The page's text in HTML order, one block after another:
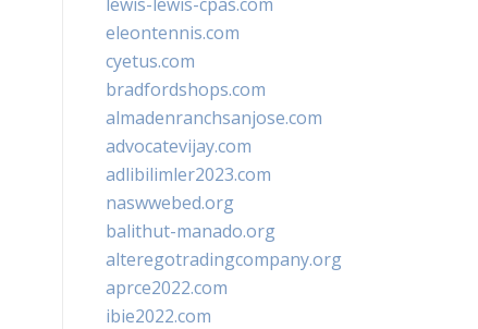
eleontennis.com
cyetus.com
bradfordshops.com
almadenranchsanjose.com
advocatevijay.com
adlibilimler2023.com
naswwebed.org
balithut-manado.org
alteregotradingcompany.org
aprce2022.com
ibie2022.com